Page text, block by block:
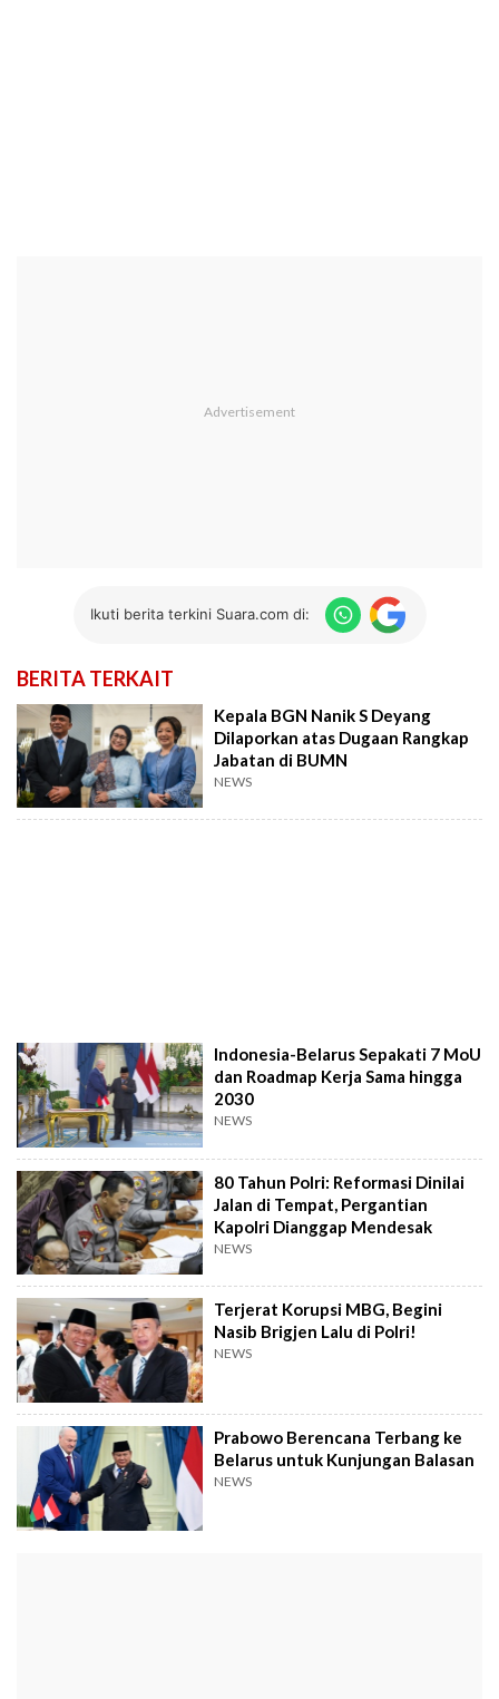
Ikuti berita terkini Suara.com di:
BERITA TERKAIT
Kepala BGN Nanik S Deyang
Dilaporkan atas Dugaan Rangkap
Jabatan di BUMN
NEWS
Indonesia-Belarus Sepakati 7 MoU
dan Roadmap Kerja Sama hingga
2030
NEWS
80 Tahun Polri: Reformasi Dinilai
Jalan di Tempat, Pergantian
Kapolri Dianggap Mendesak
NEWS
Terjerat Korupsi MBG, Begini
Nasib Brigjen Lalu di Polri!
NEWS
Prabowo Berencana Terbang ke
Belarus untuk Kunjungan Balasan
NEWS